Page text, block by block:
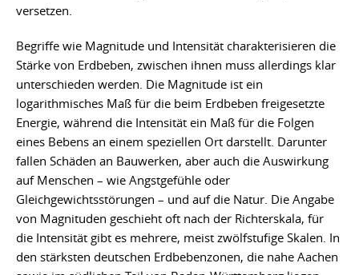
versetzen.
Begriffe wie Magnitude und Intensität charakterisieren die
Stärke von Erdbeben, zwischen ihnen muss allerdings klar
unterschieden werden. Die Magnitude ist ein
logarithmisches Maß für die beim Erdbeben freigesetzte
Energie, während die Intensität ein Maß für die Folgen
eines Bebens an einem speziellen Ort darstellt. Darunter
fallen Schäden an Bauwerken, aber auch die Auswirkung
auf Menschen – wie Angstgefühle oder
Gleichgewichtsstörungen – und auf die Natur. Die Angabe
von Magnituden geschieht oft nach der Richterskala, für
die Intensität gibt es mehrere, meist zwölfstufige Skalen. In
den stärksten deutschen Erdbebenzonen, die nahe Aachen